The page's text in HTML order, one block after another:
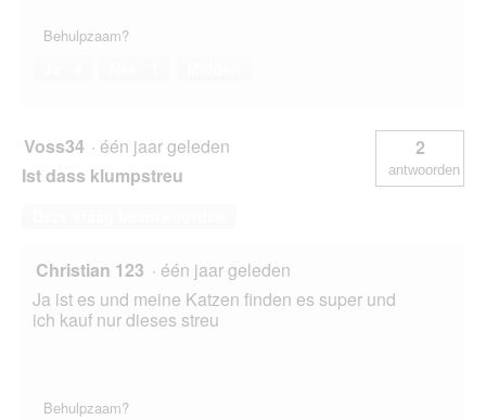
Behulpzaam?
Voss34 · één jaar geleden
Ist dass klumpstreu
2
antwoorden
Christian 123 · één jaar geleden
Ja ist es und meine Katzen finden es super und
ich kauf nur dieses streu
Behulpzaam?